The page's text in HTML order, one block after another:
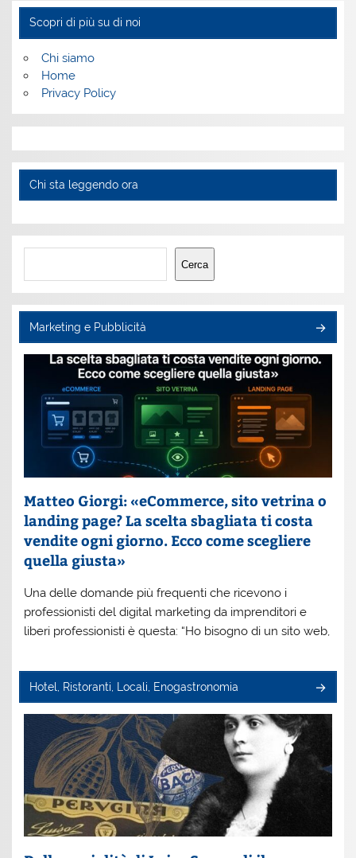
Scopri di più su di noi
Chi siamo
Home
Privacy Policy
Chi sta leggendo ora
Cerca
Cerca
Marketing e Pubblicità
Matteo Giorgi: «eCommerce, sito vetrina o
landing page? La scelta sbagliata ti costa
vendite ogni giorno. Ecco come scegliere
quella giusta»
Una delle domande più frequenti che ricevono i
professionisti del digital marketing da imprenditori e
liberi professionisti è questa: “Ho bisogno di un sito web,
Hotel, Ristoranti, Locali, Enogastronomia